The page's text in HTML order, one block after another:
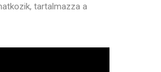
tartalmazza a